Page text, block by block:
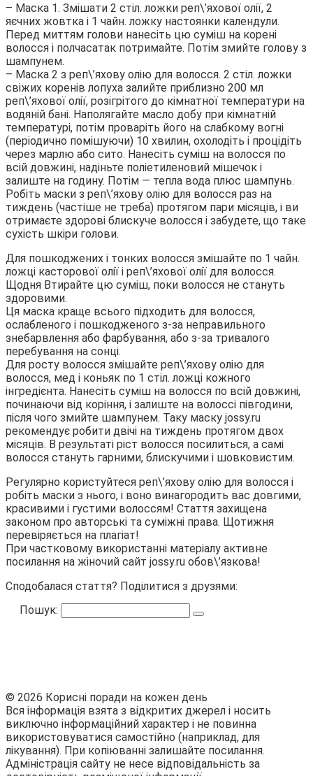
– Маска 1. Змішати 2 стіл. ложки реп\’яхової олії, 2
яєчних жовтка і 1 чайн. ложку настоянки календули.
Перед миттям голови нанесіть цю суміш на корені
волосся і полчасатак потримайте. Потім змийте голову з
шампунем.
– Маска 2 з реп\’яхову олію для волосся. 2 стіл. ложки
свіжих коренів лопуха залийте приблизно 200 мл
реп\’яхової олії, розігрітого до кімнатної температури на
водяній бані. Наполягайте масло добу при кімнатній
температурі, потім проваріть його на слабкому вогні
(періодично помішуючи) 10 хвилин, охолодіть і процідіть
через марлю або сито. Нанесіть суміш на волосся по
всій довжині, надіньте поліетиленовий мішечок і
залиште на годину. Потім — тепла вода плюс шампунь.
Робіть маски з реп\’яхову олію для волосся раз на
тиждень (частіше не треба) протягом пари місяців, і ви
отримаєте здорові блискуче волосся і забудете, що таке
сухість шкіри голови.
Для пошкоджених і тонких волосся змішайте по 1 чайн.
ложці касторової олії і реп\’яхової олії для волосся.
Щодня Втирайте цю суміш, поки волосся не стануть
здоровими.
Ця маска краще всього підходить для волосся,
ослабленого і пошкодженого з-за неправильного
знебарвлення або фарбування, або з-за тривалого
перебування на сонці.
Для росту волосся змішайте реп\’яхову олію для
волосся, мед і коньяк по 1 стіл. ложці кожного
інгредієнта. Нанесіть суміш на волосся по всій довжині,
починаючи від коріння, і залиште на волоссі півгодини,
після чого змийте шампунем. Таку маску jossy.ru
рекомендує робити двічі на тиждень протягом двох
місяців. В результаті ріст волосся посилиться, а самі
волосся стануть гарними, блискучими і шовковистим.
Регулярно користуйтеся реп\’яхову олію для волосся і
робіть маски з нього, і воно винагородить вас довгими,
красивими і густими волоссям! Стаття захищена
законом про авторські та суміжні права. Щотижня
перевіряється на плагіат!
При частковому використанні матеріалу активне
посилання на жіночий сайт jossy.ru обов\’язкова!
Сподобалася стаття? Поділитися з друзями:
Пошук:
© 2026 Корисні поради на кожен день
Вся інформація взята з відкритих джерел і носить
виключно інформаційний характер і не повинна
використовуватися самостійно (наприклад, для
лікування). При копіюванні залишайте посилання.
Адміністрація сайту не несе відповідальність за